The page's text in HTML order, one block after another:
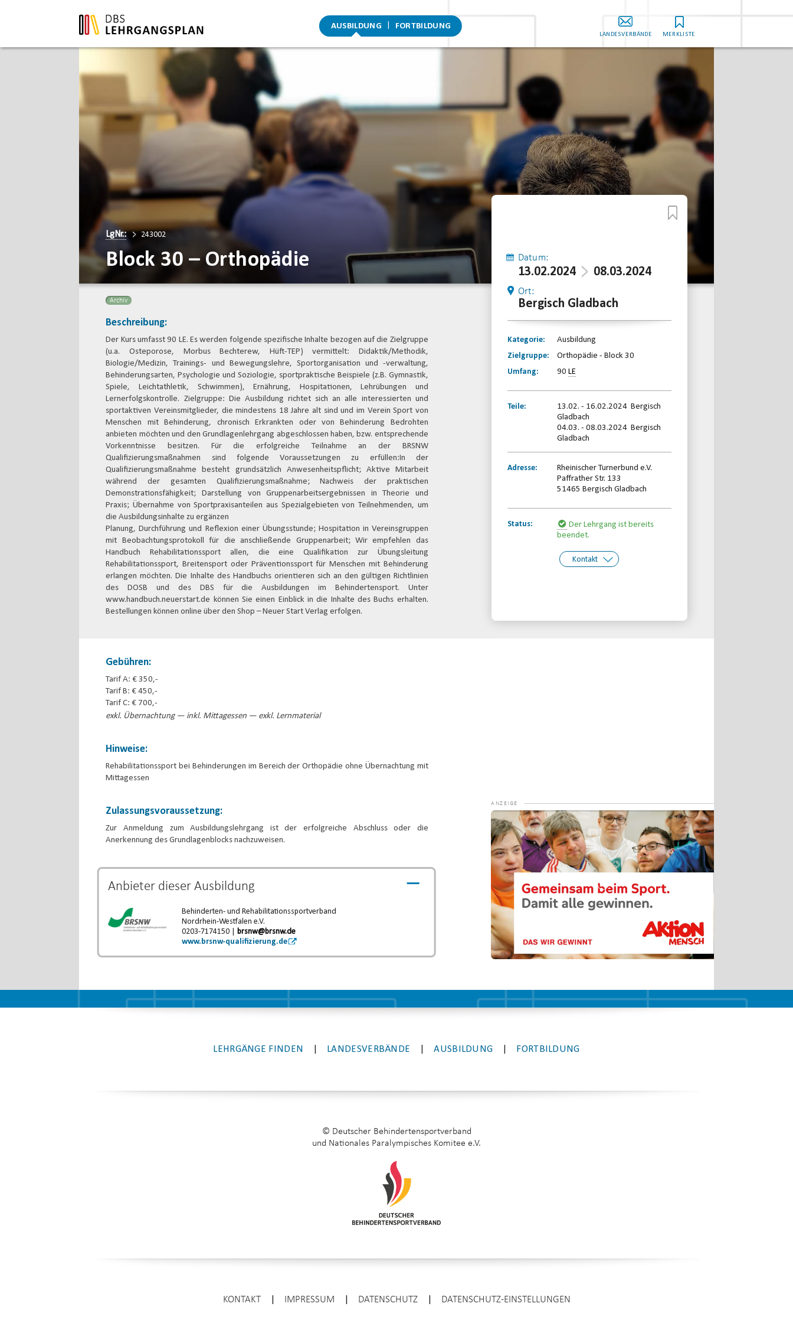
AUSBILDUNG FORTBILDUNG
LANDESVERBÄNDE MERKLISTE
LgNr.: 243002
Block 30 – Orthopädie Datum:
13.02.2024 08.03.2024
Ort:
Bergisch Gladbach
Kategorie:
Ausbildung
Zielgruppe:
Orthopädie - Block 30
Umfang:
90 LE
Teile:
13.02. - 16.02.2024 Bergisch
Gladbach
04.03. - 08.03.2024 Bergisch
Gladbach
Adresse:
Rheinischer Turnerbund e.V.
Paffrather Str. 133
51465 Bergisch Gladbach
Status:
Der Lehrgang ist bereits
beendet.
Kontakt
Archiv
Beschreibung:
Der Kurs umfasst 90 LE. Es werden folgende spezifische Inhalte bezogen auf die Zielgruppe
(u.a. Osteporose, Morbus Bechterew, Hüft-TEP) vermittelt: Didaktik/Methodik,
Biologie/Medizin, Trainings- und Bewegungslehre, Sportorganisation und -verwaltung,
Behinderungsarten, Psychologie und Soziologie, sportpraktische Beispiele (z.B. Gymnastik,
Spiele, Leichtathletik, Schwimmen), Ernährung, Hospitationen, Lehrübungen und
Lernerfolgskontrolle. Zielgruppe: Die Ausbildung richtet sich an alle interessierten und
sportaktiven Vereinsmitglieder, die mindestens 18 Jahre alt sind und im Verein Sport von
Menschen mit Behinderung, chronisch Erkrankten oder von Behinderung Bedrohten
anbieten möchten und den Grundlagenlehrgang abgeschlossen haben, bzw. entsprechende
Vorkenntnisse besitzen. Für die erfolgreiche Teilnahme an der BRSNW
Qualifizierungsmaßnahmen sind folgende Voraussetzungen zu erfüllen:In der
Qualifizierungsmaßnahme besteht grundsätzlich Anwesenheitspflicht; Aktive Mitarbeit
während der gesamten Qualifizierungsmaßnahme; Nachweis der praktischen
Demonstrationsfähigkeit; Darstellung von Gruppenarbeitsergebnissen in Theorie und
Praxis; Übernahme von Sportpraxisanteilen aus Spezialgebieten von Teilnehmenden, um
die Ausbildungsinhalte zu ergänzen
Planung, Durchführung und Reflexion einer Übungsstunde; Hospitation in Vereinsgruppen
mit Beobachtungsprotokoll für die anschließende Gruppenarbeit; Wir empfehlen das
Handbuch Rehabilitationssport allen, die eine Qualifikation zur Übungsleitung
Rehabilitationssport, Breitensport oder Präventionssport für Menschen mit Behinderung
erlangen möchten. Die Inhalte des Handbuchs orientieren sich an den gültigen Richtlinien
des DOSB und des DBS für die Ausbildungen im Behindertensport. Unter
www.handbuch.neuerstart.de können Sie einen Einblick in die Inhalte des Buchs erhalten.
Bestellungen können online über den Shop – Neuer Start Verlag erfolgen.
Gebühren:
Tarif A: € 350,-
Tarif B: € 450,-
Tarif C: € 700,-
exkl. Übernachtung — inkl. Mittagessen — exkl. Lernmaterial
Hinweise:
Rehabilitationssport bei Behinderungen im Bereich der Orthopädie ohne Übernachtung mit
Mittagessen
Zulassungsvoraussetzung:
Zur Anmeldung zum Ausbildungslehrgang ist der erfolgreiche Abschluss oder die
Anerkennung des Grundlagenblocks nachzuweisen.
Anbieter dieserAusbildung
Behinderten- und Rehabilitationssportverband
Nordrhein-Westfalen e.V.
0203-7174150 |brsnw@brsnw.de
www.brsnw-qualifizierung.de
Video-
Player
LEHRGÄNGE FINDEN LANDESVERBÄNDE AUSBILDUNG FORTBILDUNG
© Deutscher Behindertensportverband
und Nationales Paralympisches Komitee e.V.
KONTAKT IMPRESSUM DATENSCHUTZ DATENSCHUTZ-EINSTELLUNGEN